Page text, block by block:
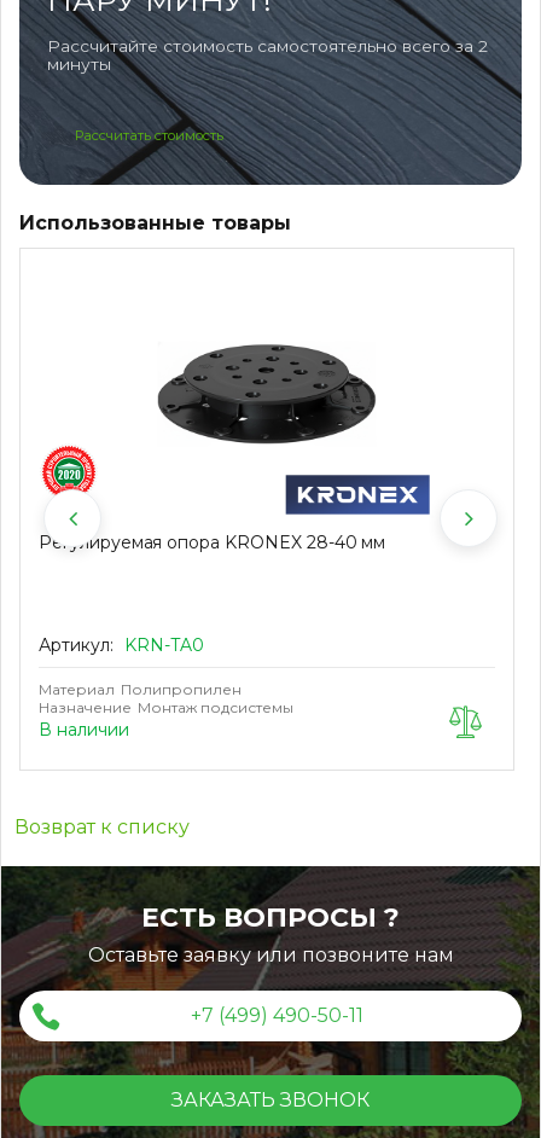
Рассчитайте стоимость самостоятельно всего за 2
минуты
Рассчитать стоимость
Использованные товары
Регулируемая опора KRONEX 28-40 мм
Артикул: KRN-TA0
Материал Полипропилен
Назначение Монтаж подсистемы
В наличии
Возврат к списку
ЕСТЬ ВОПРОСЫ ?
Оставьте заявку или позвоните нам
+7 (499) 490-50-11
ЗАКАЗАТЬ ЗВОНОК